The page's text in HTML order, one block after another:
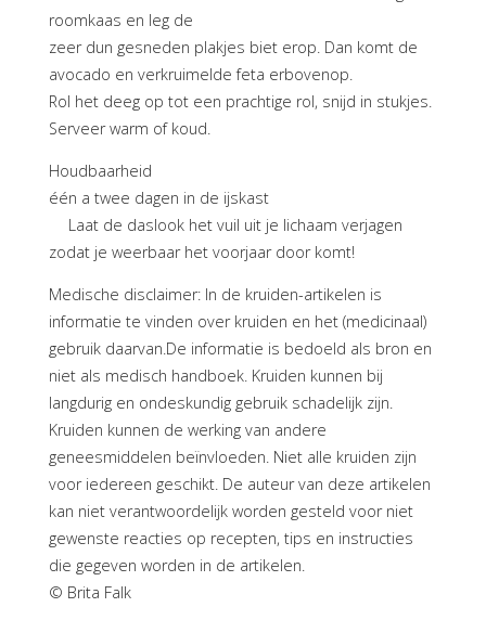
roomkaas en leg de
zeer dun gesneden plakjes biet erop. Dan komt de
avocado en verkruimelde feta erbovenop.
Rol het deeg op tot een prachtige rol, snijd in stukjes.
Serveer warm of koud.
Houdbaarheid
één a twee dagen in de ijskast
Laat de daslook het vuil uit je lichaam verjagen
zodat je weerbaar het voorjaar door komt!
Medische disclaimer: In de kruiden-artikelen is
informatie te vinden over kruiden en het (medicinaal)
gebruik daarvan.De informatie is bedoeld als bron en
niet als medisch handboek. Kruiden kunnen bij
langdurig en ondeskundig gebruik schadelijk zijn.
Kruiden kunnen de werking van andere
geneesmiddelen beïnvloeden. Niet alle kruiden zijn
voor iedereen geschikt. De auteur van deze artikelen
kan niet verantwoordelijk worden gesteld voor niet
gewenste reacties op recepten, tips en instructies
die gegeven worden in de artikelen.
© Brita Falk